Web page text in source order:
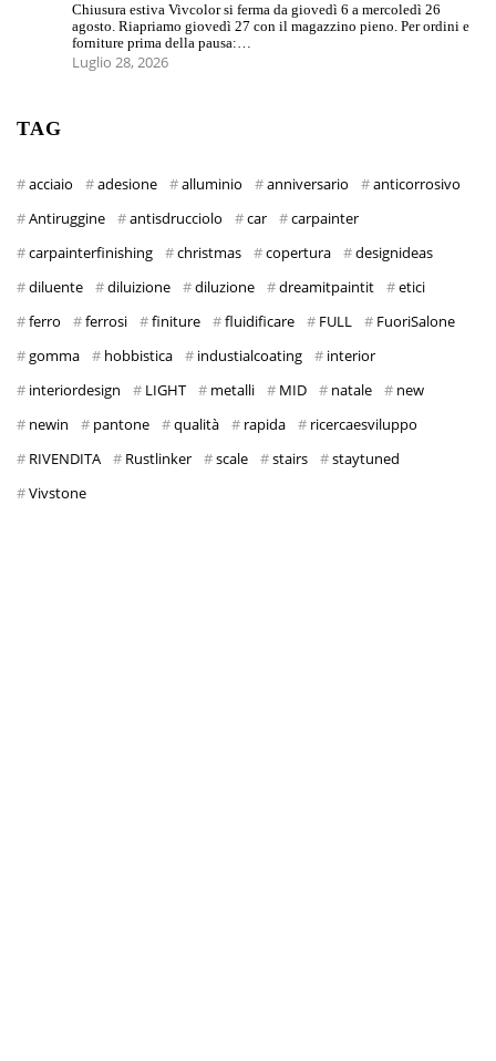
Chiusura estiva Vivcolor si ferma da giovedì 6 a mercoledì 26
agosto. Riapriamo giovedì 27 con il magazzino pieno. Per ordini e
forniture prima della pausa:…
Luglio 28, 2026
TAG
acciaio adesione alluminio anniversario
anticorrosivo
Antiruggine
antisdrucciolo car
carpainter
carpainterfinishing
christmas copertura
designideas
diluente
diluizione diluzione dreamitpaintit
etici
ferro
ferrosi finiture fluidificare FULL
FuoriSalone
gomma
hobbistica industialcoating
interior
interiordesign
LIGHT metalli MID natale
new
newin
pantone qualità rapida
ricercaesviluppo
RIVENDITA
Rustlinker scale stairs
staytuned
Vivstone